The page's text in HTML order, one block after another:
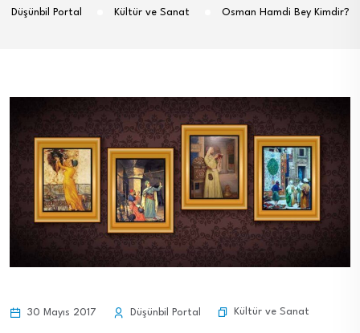
Düşünbil Portal Kültür ve Sanat Osman Hamdi Bey Kimdir?
30 Mayıs 2017 Düşünbil Portal Kültür ve Sanat